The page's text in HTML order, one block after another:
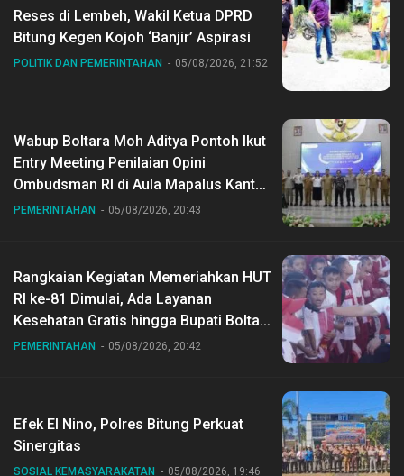
Reses di Lembeh, Wakil Ketua DPRD
Bitung Kegen Kojoh ‘Banjir’ Aspirasi
POLITIK DAN PEMERINTAHAN 05/08/2026, 21:52
Wabup Boltara Moh Aditya Pontoh Ikut
Entry Meeting Penilaian Opini
Ombudsman RI di Aula Mapalus Kantur
Gubernur Sulut
PEMERINTAHAN 05/08/2026, 20:43
Rangkaian Kegiatan Memeriahkan HUT
RI ke-81 Dimulai, Ada Layanan
Kesehatan Gratis hingga Bupati Boltara
Dr Sirajudin Lasena Ikut Jalan Sehat
PEMERINTAHAN 05/08/2026, 20:42
Efek El Nino, Polres Bitung Perkuat
Sinergitas
SOSIAL KEMASYARAKATAN 05/08/2026, 19:46